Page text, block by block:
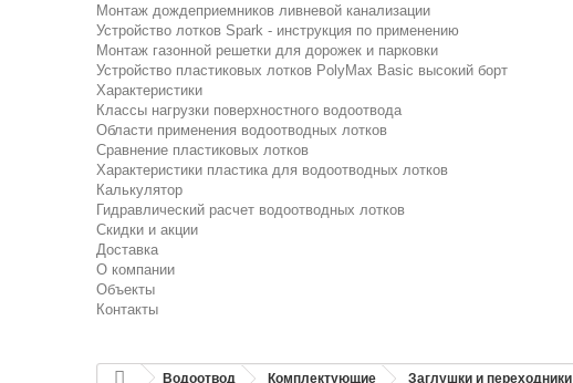
Монтаж дождеприемников ливневой канализации
Устройство лотков Spark - инструкция по применению
Монтаж газонной решетки для дорожек и парковки
Устройство пластиковых лотков PolyMax Basic высокий борт
Характеристики
Классы нагрузки поверхностного водоотвода
Области применения водоотводных лотков
Сравнение пластиковых лотков
Характеристики пластика для водоотводных лотков
Калькулятор
Гидравлический расчет водоотводных лотков
Скидки и акции
Доставка
О компании
Объекты
Контакты
Водоотвод Комплектующие Заглушки и переходники